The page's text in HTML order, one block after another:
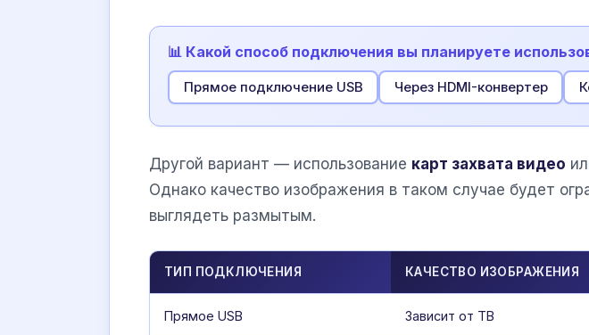
📊 Какой способ подключения вы планируете
Прямое подключение USB Через HDMI-конвертер
Другой вариант — использование карт захвата видео
Однако качество изображения в таком случае будет
выглядеть размытым.
ТИП ПОДКЛЮЧЕНИЯ КАЧЕСТВО ИЗОБРАЖЕНИЯ
Прямое USB Зависит от ТВ